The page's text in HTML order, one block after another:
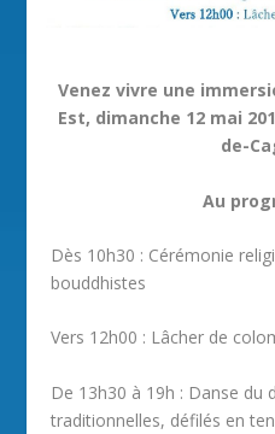
Venez vivre une
Est, dimanche 12 mai
de-
Au
Dès 10h30 : Cérémonie
bouddhistes
Vers 12h00 : Lâcher de
De 13h30 à 19h : Danse du
traditionnelles, défilés en